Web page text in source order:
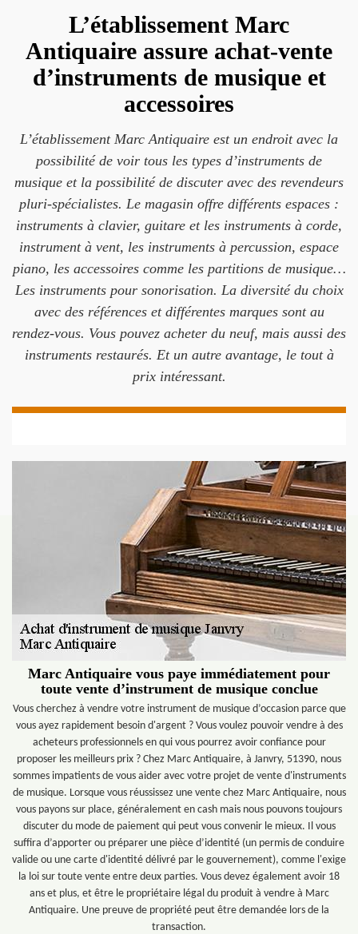
L’établissement Marc
Antiquaire assure achat-vente
d’instruments de musique et
accessoires
L’établissement Marc Antiquaire est un endroit avec la
possibilité de voir tous les types d’instruments de
musique et la possibilité de discuter avec des revendeurs
pluri-spécialistes. Le magasin offre différents espaces :
instruments à clavier, guitare et les instruments à corde,
instrument à vent, les instruments à percussion, espace
piano, les accessoires comme les partitions de musique…
Les instruments pour sonorisation. La diversité du choix
avec des références et différentes marques sont au
rendez-vous. Vous pouvez acheter du neuf, mais aussi des
instruments restaurés. Et un autre avantage, le tout à
prix intéressant.
Marc Antiquaire vous paye immédiatement pour
toute vente d’instrument de musique conclue
Vous cherchez à vendre votre instrument de musique d’occasion parce que
vous ayez rapidement besoin d'argent ? Vous voulez pouvoir vendre à des
acheteurs professionnels en qui vous pourrez avoir confiance pour
proposer les meilleurs prix ? Chez Marc Antiquaire, à Janvry, 51390, nous
sommes impatients de vous aider avec votre projet de vente d'instruments
de musique. Lorsque vous réussissez une vente chez Marc Antiquaire, nous
vous payons sur place, généralement en cash mais nous pouvons toujours
discuter du mode de paiement qui peut vous convenir le mieux. Il vous
suffira d’apporter ou préparer une pièce d’identité (un permis de conduire
valide ou une carte d'identité délivré par le gouvernement), comme l'exige
la loi sur toute vente entre deux parties. Vous devez également avoir 18
ans et plus, et être le propriétaire légal du produit à vendre à Marc
Antiquaire. Une preuve de propriété peut être demandée lors de la
transaction.